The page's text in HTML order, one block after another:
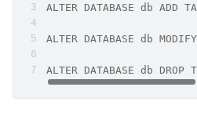
ALTER DATABASE db
ALTER DATABASE db
ALTER DATABASE db